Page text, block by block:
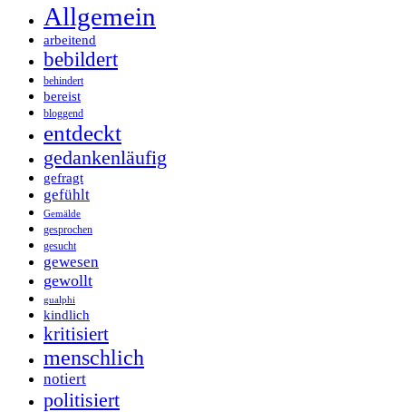
Allgemein
arbeitend
bebildert
behindert
bereist
bloggend
entdeckt
gedankenläufig
gefragt
gefühlt
Gemälde
gesprochen
gesucht
gewesen
gewollt
gualphi
kindlich
kritisiert
menschlich
notiert
politisiert